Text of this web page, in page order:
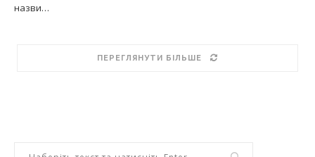
назви…
ПЕРЕГЛЯНУТИ БІЛЬШЕ